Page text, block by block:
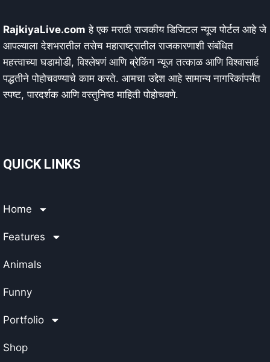
RajkiyaLive.com हे एक मराठी राजकीय डिजिटल न्यूज पोर्टल आहे जे
आपल्याला देशभरातील तसेच महाराष्ट्रातील राजकारणाशी संबंधित
महत्त्वाच्या घडामोडी, विश्लेषणं आणि ब्रेकिंग न्यूज तत्काळ आणि विश्वासार्ह
पद्धतीने पोहोचवण्याचे काम करते. आमचा उद्देश आहे सामान्य नागरिकांपर्यंत
स्पष्ट, पारदर्शक आणि वस्तुनिष्ठ माहिती पोहोचवणे.
QUICK LINKS
Home
Features
Animals
Funny
Portfolio
Shop